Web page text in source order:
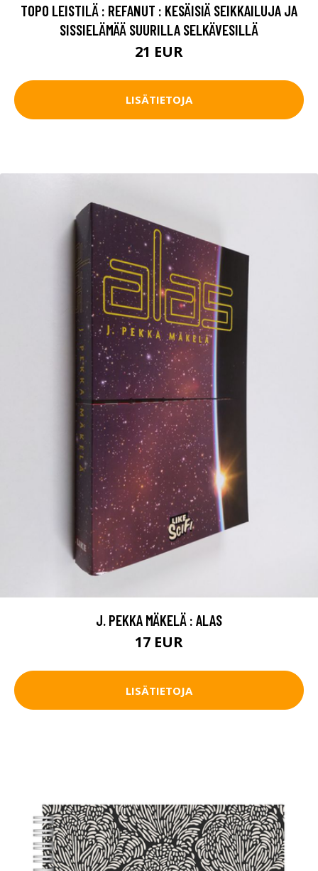
TOPO LEISTILÄ : REFANUT : KESÄISIÄ SEIKKAILUJA JA
SISSIELÄMÄÄ SUURILLA SELKÄVESILLÄ
21 EUR
LISÄTIETOJA
J. PEKKA MÄKELÄ : ALAS
17 EUR
LISÄTIETOJA